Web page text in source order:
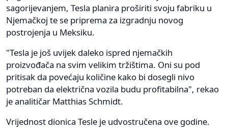
sagorijevanjem, Tesla planira proširiti svoju fabriku u
Njemačkoj te se priprema za izgradnju novog
postrojenja u Meksiku.
"Tesla je još uvijek daleko ispred njemačkih
proizvođača na svim velikim tržištima. Oni su pod
pritisak da povećaju količine kako bi dosegli nivo
potreban da električna vozila budu profitabilna", rekao
je analitičar Matthias Schmidt.
Vrijednost dionica Tesle je udvostručena ove godine.